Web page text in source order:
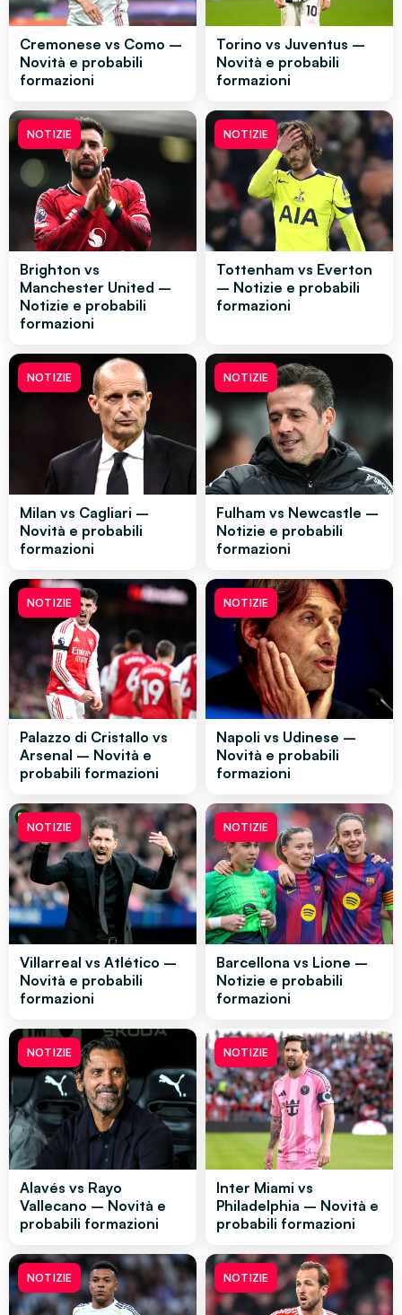
Cremonese vs Como –
Novità e probabili
formazioni
Torino vs Juventus –
Novità e probabili
formazioni
NOTIZIE
Brighton vs
Manchester United –
Notizie e probabili
formazioni
NOTIZIE
Tottenham vs Everton
– Notizie e probabili
formazioni
NOTIZIE
Milan vs Cagliari –
Novità e probabili
formazioni
NOTIZIE
Fulham vs Newcastle –
Notizie e probabili
formazioni
NOTIZIE
Palazzo di Cristallo vs
Arsenal – Novità e
probabili formazioni
NOTIZIE
Napoli vs Udinese –
Novità e probabili
formazioni
NOTIZIE
Villarreal vs Atlético –
Novità e probabili
formazioni
NOTIZIE
Barcellona vs Lione –
Notizie e probabili
formazioni
NOTIZIE
Alavés vs Rayo
Vallecano – Novità e
probabili formazioni
NOTIZIE
Inter Miami vs
Philadelphia – Novità e
probabili formazioni
NOTIZIE NOTIZIE